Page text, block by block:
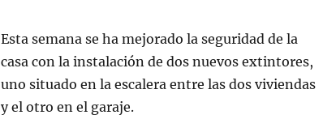
Esta semana se ha mejorado la seguridad de la
casa con la instalación de dos nuevos extintores,
uno situado en la escalera entre las dos viviendas
y el otro en el garaje.